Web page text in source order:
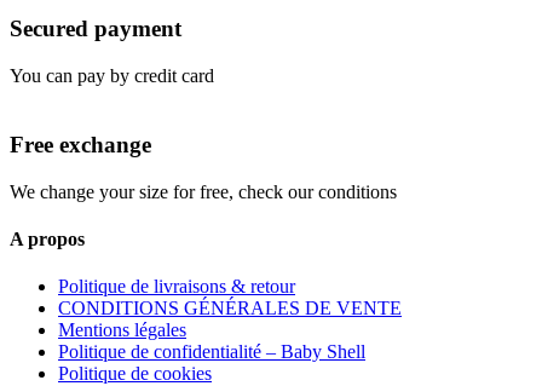
Secured payment
You can pay by credit card
Free exchange
We change your size for free, check our conditions
A propos
Politique de livraisons & retour
CONDITIONS GÉNÉRALES DE VENTE
Mentions légales
Politique de confidentialité – Baby Shell
Politique de cookies